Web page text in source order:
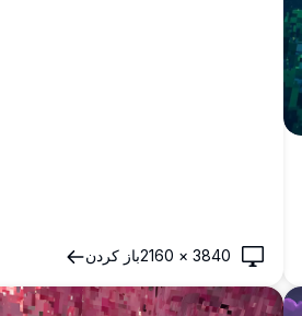
3840
×
2160باز کردن